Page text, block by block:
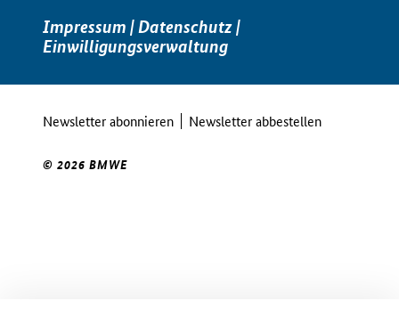
Impressum |Datenschutz|
Einwilligungsverwaltung
Newsletter abonnieren Newsletter abbestellen
© 2026 BMWE